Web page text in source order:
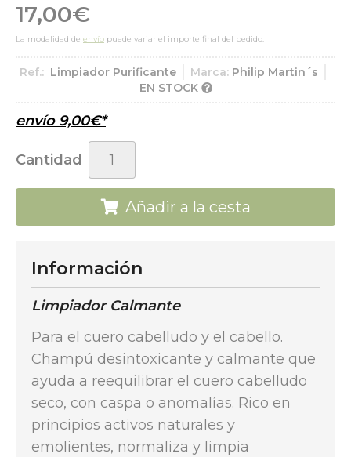
17,00€
La modalidad de envío puede variar el importe final del pedido.
Ref.: Limpiador Purificante Marca: Philip Martin´s
EN STOCK
envío 9,00€*
Cantidad
Añadir a la cesta
Información
Limpiador Calmante
Para el cuero cabelludo y el cabello.
Champú desintoxicante y calmante que
ayuda a reequilibrar el cuero cabelludo
seco, con caspa o anomalías. Rico en
principios activos naturales y
emolientes, normaliza y limpia